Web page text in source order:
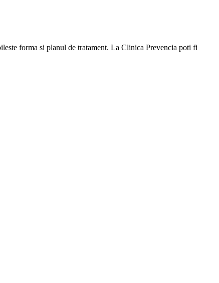
forma si planul de tratament. La Clinica Prevencia poti fi